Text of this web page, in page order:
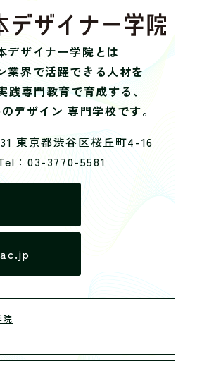
デザイナー学院とは
業界で活躍できる人材を
践専門教育で育成する、
デザイン 専門学校です。
東京都渋谷区桜丘町4-16
：03-3770-5581